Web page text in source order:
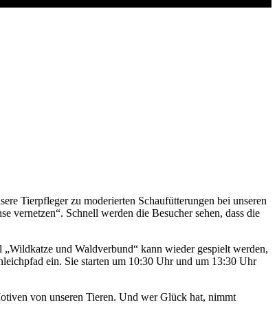
Tierpfleger zu moderierten Schaufütterungen bei unseren
vernetzen“. Schnell werden die Besucher sehen, dass die
und Waldverbund“ kann wieder gespielt werden,
ein. Sie starten um 10:30 Uhr und um 13:30 Uhr
von unseren Tieren. Und wer Glück hat, nimmt